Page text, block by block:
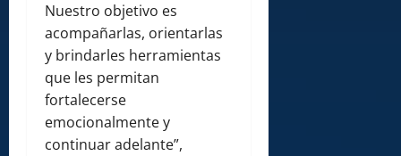
Nuestro objetivo es
acompañarlas, orientarlas
y brindarles herramientas
que les permitan
fortalecerse
emocionalmente y
continuar adelante”,